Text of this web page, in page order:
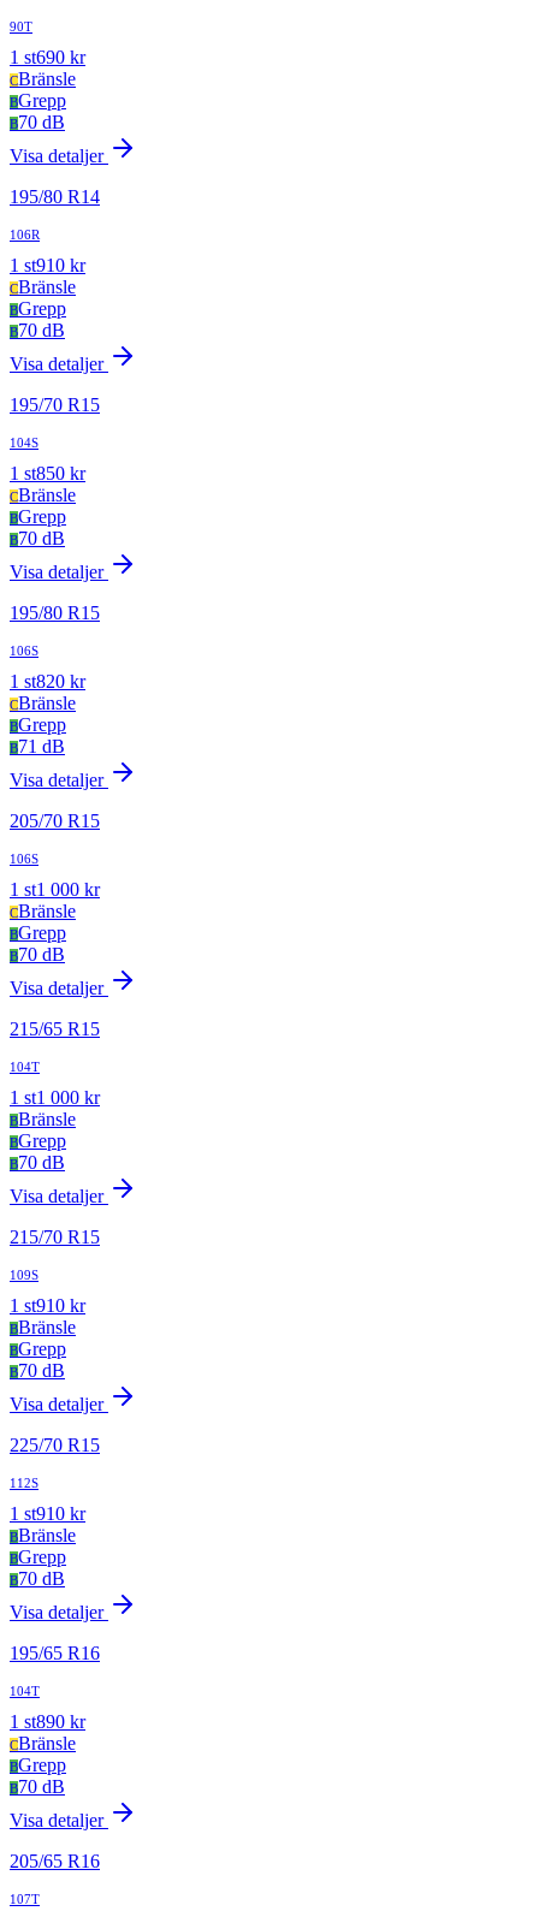
90T
1 st690 kr
CBränsle
BGrepp
B70 dB
Visa detaljer
195/80 R14
106R
1 st910 kr
CBränsle
BGrepp
B70 dB
Visa detaljer
195/70 R15
104S
1 st850 kr
CBränsle
BGrepp
B70 dB
Visa detaljer
195/80 R15
106S
1 st820 kr
CBränsle
BGrepp
B71 dB
Visa detaljer
205/70 R15
106S
1 st1 000 kr
CBränsle
BGrepp
B70 dB
Visa detaljer
215/65 R15
104T
1 st1 000 kr
BBränsle
BGrepp
B70 dB
Visa detaljer
215/70 R15
109S
1 st910 kr
BBränsle
BGrepp
B70 dB
Visa detaljer
225/70 R15
112S
1 st910 kr
BBränsle
BGrepp
B70 dB
Visa detaljer
195/65 R16
104T
1 st890 kr
CBränsle
BGrepp
B70 dB
Visa detaljer
205/65 R16
107T